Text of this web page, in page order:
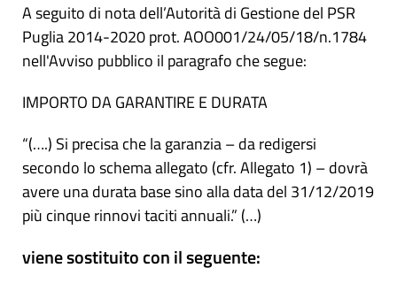
A seguito di nota dell’Autorità di Gestione del PSR
Puglia 2014-2020 prot. AOO001/24/05/18/n.1784
nell'Avviso pubblico il paragrafo che segue:
IMPORTO DA GARANTIRE E DURATA
“(….) Si precisa che la garanzia – da redigersi
secondo lo schema allegato (cfr. Allegato 1) – dovrà
avere una durata base sino alla data del 31/12/2019
più cinque rinnovi taciti annuali.” (…)
viene sostituito con il seguente: